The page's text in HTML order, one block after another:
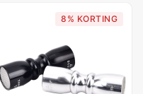
12Mm/13Mm8% KORTING